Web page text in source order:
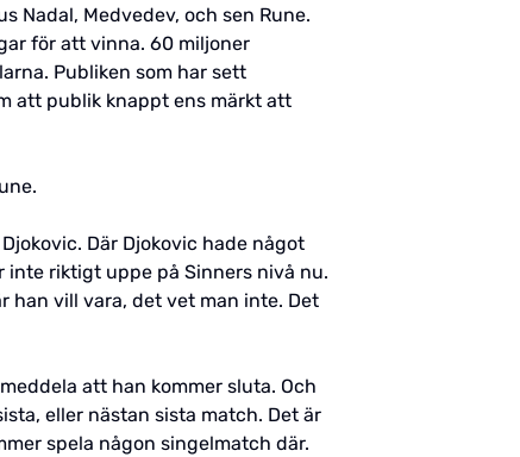
Nadal, Medvedev, och sen Rune.
för att vinna. 60 miljoner
Publiken som har sett
att publik knappt ens märkt att
Där Djokovic hade något
inte riktigt uppe på Sinners nivå nu.
han vill vara, det vet man inte. Det
att han kommer sluta. Och
eller nästan sista match. Det är
spela någon singelmatch där.